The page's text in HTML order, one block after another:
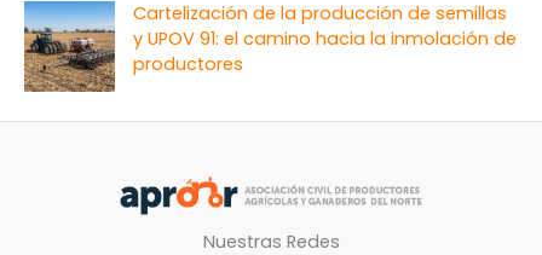
Cartelización de la producción de semillas
y UPOV 91: el camino hacia la inmolación de
productores
Nuestras Redes